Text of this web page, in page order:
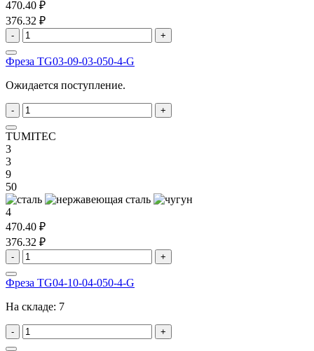
470.40 ₽
376.32 ₽
- +
Фреза TG03-09-03-050-4-G
Ожидается поступление.
- +
TUMITEC
3
3
9
50
4
470.40 ₽
376.32 ₽
- +
Фреза TG04-10-04-050-4-G
На складе: 7
- +